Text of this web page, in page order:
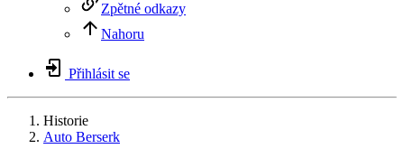
Zpětné odkazy
Nahoru
Přihlásit se
Historie
Auto Berserk